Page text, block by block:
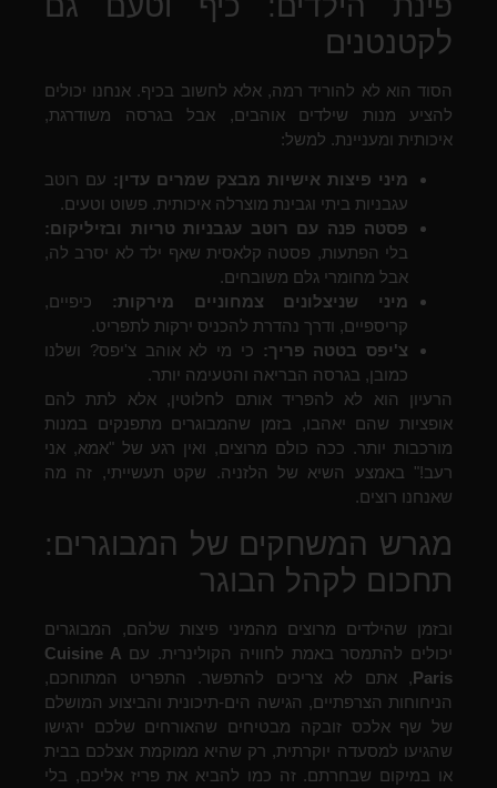
לקטנטנים
הסוד הוא לא להוריד רמה, אלא לחשוב בכיף. אנחנו יכולים
להציע מנות שילדים אוהבים, אבל בגרסה משודרגת,
איכותית ומעניינת. למשל:
מיני פיצות אישיות מבצק שמרים עדין: עם רוטב
עגבניות ביתי וגבינת מוצרלה איכותית. פשוט וטעים.
פסטה פנה עם רוטב עגבניות טריות ובזיליקום:
בלי הפתעות, פסטה קלאסית שאף ילד לא יסרב לה,
אבל מחומרי גלם משובחים.
מיני שניצלונים צמחוניים מירקות: כיפיים,
קריספיים, ודרך נהדרת להכניס ירקות לתפריט.
צ'יפס בטטה פריך: כי מי לא אוהב צ'יפס? ושלנו
כמובן, בגרסה הבריאה והטעימה יותר.
הרעיון הוא לא להפריד אותם לחלוטין, אלא לתת להם
אופציות שהם יאהבו, בזמן שהמבוגרים מתפנקים במנות
מורכבות יותר. ככה כולם מרוצים, ואין רגע של "אמא, אני
רעב!" באמצע השיא של הלזניה. שקט תעשייתי, זה מה
שאנחנו רוצים.
מגרש המשחקים של המבוגרים:
תחכום לקהל הבוגר
ובזמן שהילדים מרוצים מהמיני פיצות שלהם, המבוגרים
יכולים להתמסר באמת לחוויה הקולינרית. עם Cuisine A
Paris, אתם לא צריכים להתפשר. התפריט המתוחכם,
הניחוחות הצרפתיים, הגישה הים-תיכונית והביצוע המושלם
של שף אלכס זובקה מבטיחים שהאורחים שלכם ירגישו
שהגיעו למסעדה יוקרתית, רק שהיא ממוקמת אצלכם בבית
או במיקום שבחרתם. זה כמו להביא את פריז אליכם, בלי